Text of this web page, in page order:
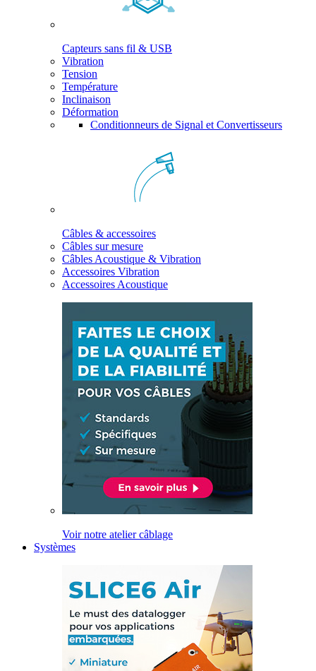
Capteurs sans fil & USB
Vibration
Tension
Température
Inclinaison
Déformation
Conditionneurs de Signal et Convertisseurs
Câbles & accessoires
Câbles sur mesure
Câbles Acoustique & Vibration
Accessoires Vibration
Accessoires Acoustique
Voir notre atelier câblage
Systèmes